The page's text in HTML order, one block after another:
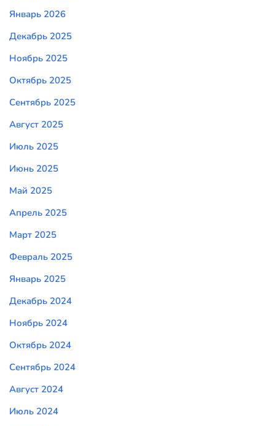
Январь 2026
Декабрь 2025
Ноябрь 2025
Октябрь 2025
Сентябрь 2025
Август 2025
Июль 2025
Июнь 2025
Май 2025
Апрель 2025
Март 2025
Февраль 2025
Январь 2025
Декабрь 2024
Ноябрь 2024
Октябрь 2024
Сентябрь 2024
Август 2024
Июль 2024